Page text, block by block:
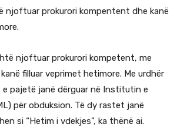
njoftuar prokurori kompentent dhe kanë
njoftuar prokurori kompetent, me
filluar veprimet hetimore. Me urdhër
pajetë janë dërguar në Institutin e
për obduksion. Të dy rastet janë
si “Hetim i vdekjes”, ka thënë ai.